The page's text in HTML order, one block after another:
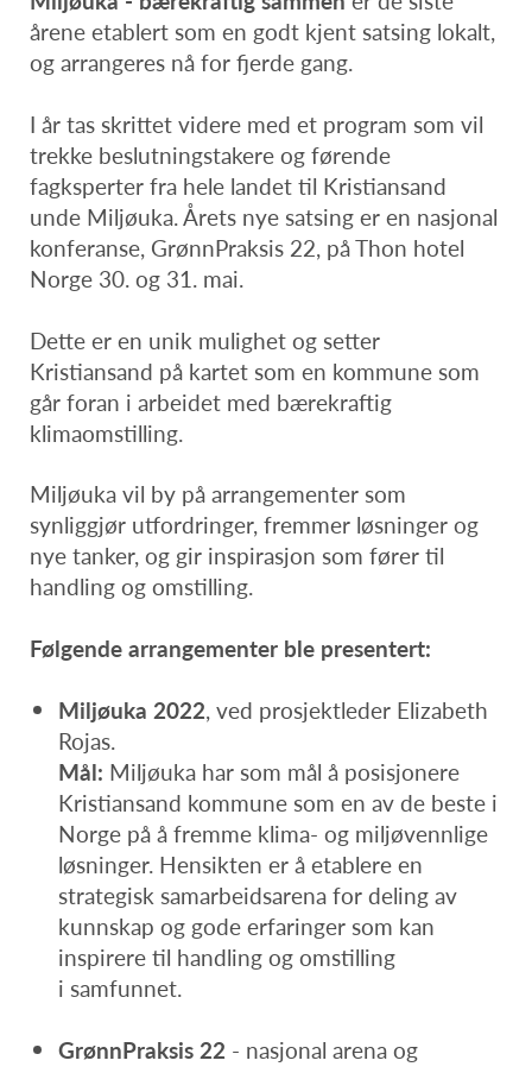
årene etablert som en godt kjent satsing lokalt,
og arrangeres nå for fjerde gang.
I år tas skrittet videre med et program som vil
trekke beslutningstakere og førende
fagksperter fra hele landet til Kristiansand
unde Miljøuka. Årets nye satsing er en nasjonal
konferanse, GrønnPraksis 22, på Thon hotel
Norge 30. og 31. mai.
Dette er en unik mulighet og setter
Kristiansand på kartet som en kommune som
går foran i arbeidet med bærekraftig
klimaomstilling.
Miljøuka vil by på arrangementer som
synliggjør utfordringer, fremmer løsninger og
nye tanker, og gir inspirasjon som fører til
handling og omstilling.
Følgende arrangementer ble presentert:
Miljøuka 2022, ved prosjektleder Elizabeth
Rojas.
Mål: Miljøuka har som mål å posisjonere
Kristiansand kommune som en av de beste i
Norge på å fremme klima- og miljøvennlige
løsninger. Hensikten er å etablere en
strategisk samarbeidsarena for deling av
kunnskap og gode erfaringer som kan
inspirere til handling og omstilling
i samfunnet.
GrønnPraksis 22 - nasjonal arena og